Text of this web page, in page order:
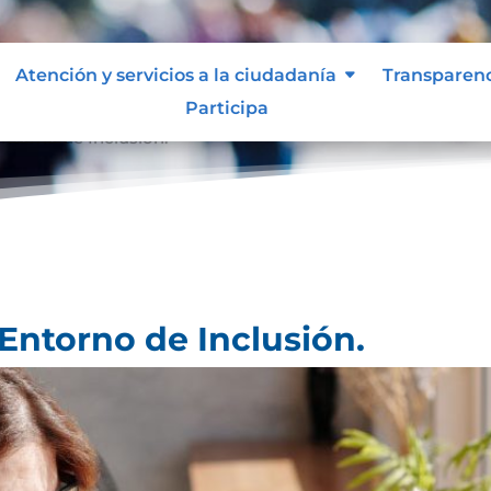
Atención y servicios a la ciudadanía
Participa
de Inclusión.
de Inclusión.